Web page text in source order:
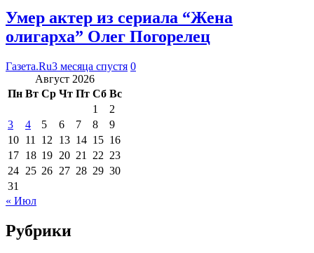
Умер актер из сериала “Жена
олигарха” Олег Погорелец
Газета.Ru3 месяца спустя 0
Август 2026
Пн Вт Ср Чт Пт Сб Вс
1
2
3
4 5 6 7 8
9
10 11 12 13 14 15 16
17 18 19 20 21 22 23
24 25 26 27 28 29 30
31
« Июл
Рубрики